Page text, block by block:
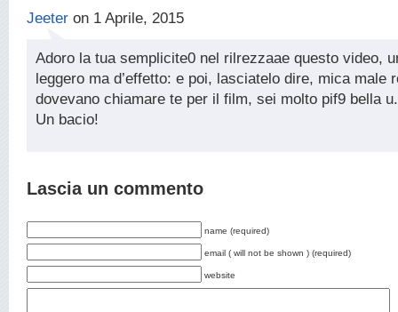
Jeeter on 1 Aprile, 2015
Adoro la tua semplicite0 nel rilrezzaae questo video,
leggero ma d’effetto: e poi, lasciatelo dire, mica male
dovevano chiamare te per il film, sei molto pif9 bella
Un bacio!
Lascia un commento
name (required)
email ( will not be shown ) (required)
website